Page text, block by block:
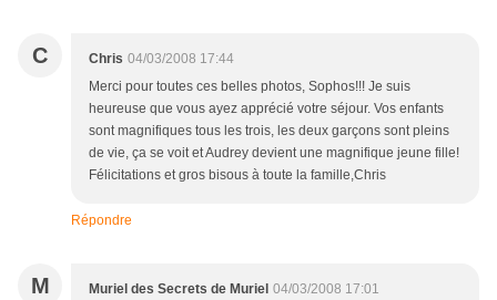
C Chris 04/03/2008 17:44
Merci pour toutes ces belles photos, Sophos!!! Je suis
heureuse que vous ayez apprécié votre séjour. Vos enfants
sont magnifiques tous les trois, les deux garçons sont pleins
de vie, ça se voit et Audrey devient une magnifique jeune fille!
Félicitations et gros bisous à toute la famille,Chris
Répondre
M Muriel des Secrets de Muriel 04/03/2008 17:01